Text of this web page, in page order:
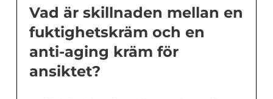
Vad är skillnaden mellan en
fuktighetskräm och en
anti-aging kräm för
ansiktet?